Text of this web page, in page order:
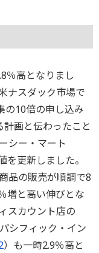
％高となりまし
ナスダック市場で
の10倍の申し込み
画と伝わったこと
シー・マート
更新しました。
品の販売が順調で8
増と高い伸びとな
スカウント店の
シフィック・イン
）も一時2.9％高と